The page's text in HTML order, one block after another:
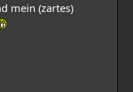
mein (zartes)